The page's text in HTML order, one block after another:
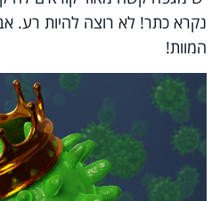
נקרא כתר! לא רוצה להיות רע.
המוות!